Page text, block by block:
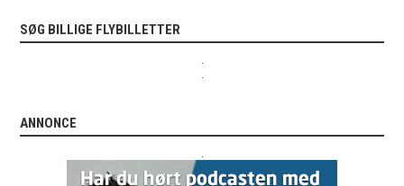
SØG BILLIGE FLYBILLETTER
.
.
ANNONCE
.